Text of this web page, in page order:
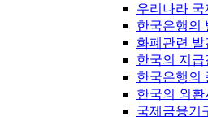
우리나라
한국은행의
화폐관련 발
한국의 지급
한국은행의
한국의 외
국제금융기